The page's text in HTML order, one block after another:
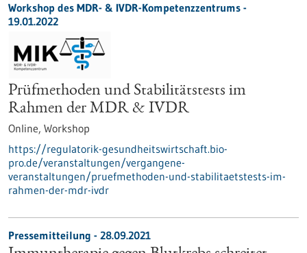
Workshop des MDR- & IVDR-Kompetenzzentrums -
19.01.2022
Prüfmethoden und Stabilitätstests im
Rahmen der MDR & IVDR
Online, Workshop
https://regulatorik-gesundheitswirtschaft.bio-
pro.de/veranstaltungen/vergangene-
veranstaltungen/pruefmethoden-und-stabilitaetstests-im-
rahmen-der-mdr-ivdr
Pressemitteilung - 28.09.2021